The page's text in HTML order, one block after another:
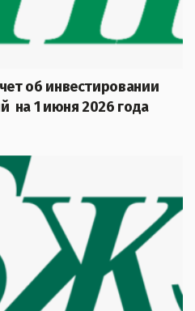
об инвестировании
на 1 июня 2026 года